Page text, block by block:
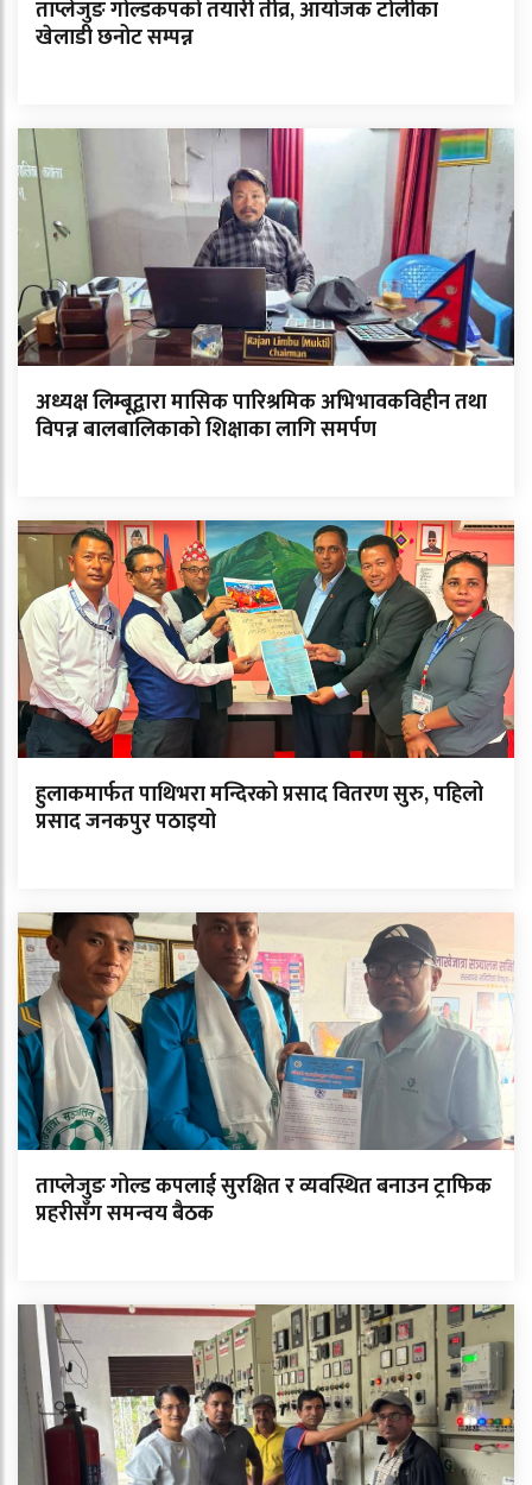
ताप्लेजुङ गोल्डकपको तयारी तीव्र, आयोजक टोलीका
खेलाडी छनोट सम्पन्न
अध्यक्ष लिम्बूद्वारा मासिक पारिश्रमिक अभिभावकविहीन तथा
विपन्न बालबालिकाको शिक्षाका लागि समर्पण
हुलाकमार्फत पाथिभरा मन्दिरको प्रसाद वितरण सुरु, पहिलो
प्रसाद जनकपुर पठाइयो
ताप्लेजुङ गोल्ड कपलाई सुरक्षित र व्यवस्थित बनाउन ट्राफिक
प्रहरीसँग समन्वय बैठक